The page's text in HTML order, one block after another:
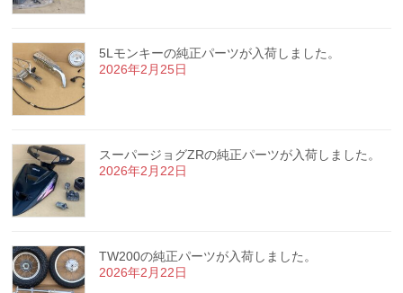
5Lモンキーの純正パーツが入荷しました。
2026年2月25日
スーパージョグZRの純正パーツが入荷しました。
2026年2月22日
TW200の純正パーツが入荷しました。
2026年2月22日